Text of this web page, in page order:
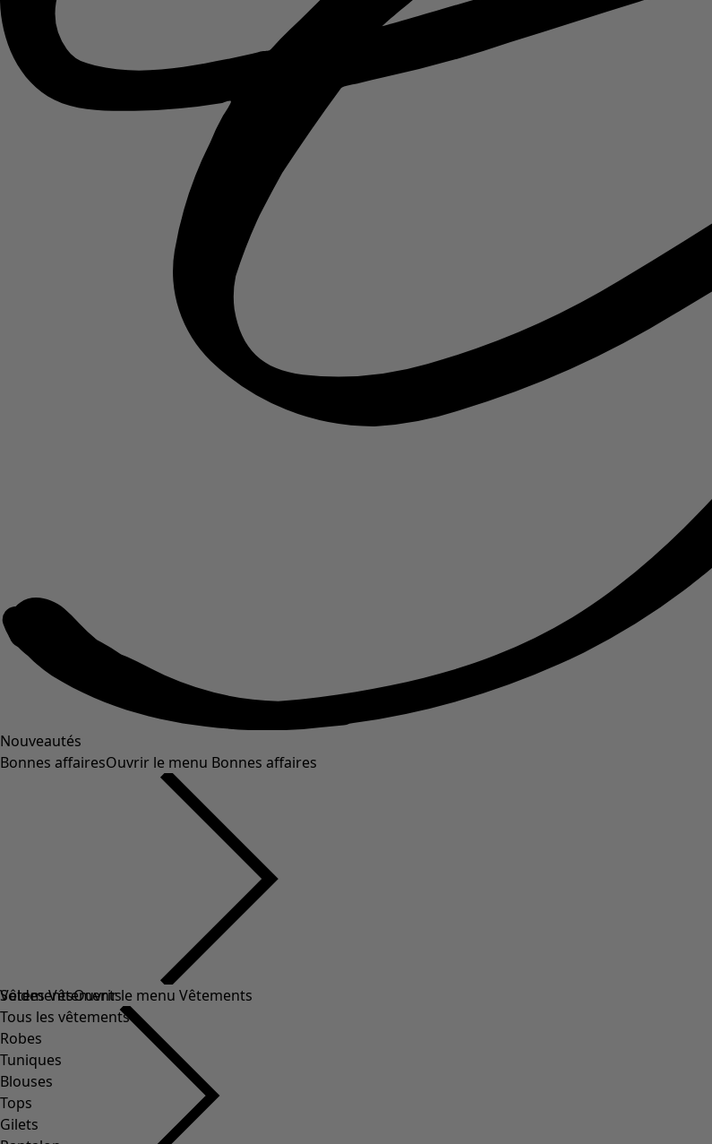
Nouveautés
Bonnes affairesOuvrir le menu Bonnes affaires
Soldes Vêtements
Tous les vêtements
Robes
Tuniques
Blouses
Tops
Gilets
VêtementsOuvrir le menu Vêtements